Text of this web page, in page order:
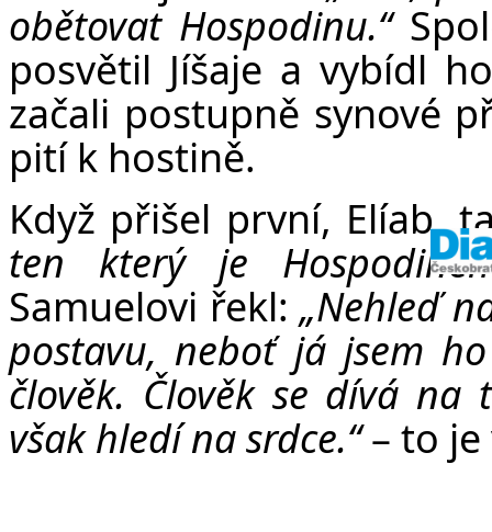
obětovat Hospodinu.“
posvětil Jíšaje a vybídl
začali postupně synové
pití k hostině.
Když přišel první, Elíab,
ten který je
Samuelovi řekl:„Nehleď
postavu, neboť já jsem
člověk. Člověk se dívá
však hledí na srdce.“– to je